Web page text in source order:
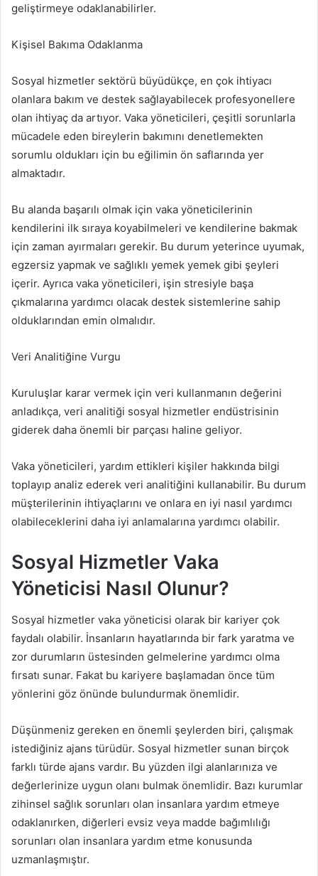
geliştirmeye odaklanabilirler.
Kişisel Bakıma Odaklanma
Sosyal hizmetler sektörü büyüdükçe, en çok ihtiyacı
olanlara bakım ve destek sağlayabilecek profesyonellere
olan ihtiyaç da artıyor. Vaka yöneticileri, çeşitli sorunlarla
mücadele eden bireylerin bakımını denetlemekten
sorumlu oldukları için bu eğilimin ön saflarında yer
almaktadır.
Bu alanda başarılı olmak için vaka yöneticilerinin
kendilerini ilk sıraya koyabilmeleri ve kendilerine bakmak
için zaman ayırmaları gerekir. Bu durum yeterince uyumak,
egzersiz yapmak ve sağlıklı yemek yemek gibi şeyleri
içerir. Ayrıca vaka yöneticileri, işin stresiyle başa
çıkmalarına yardımcı olacak destek sistemlerine sahip
olduklarından emin olmalıdır.
Veri Analitiğine Vurgu
Kuruluşlar karar vermek için veri kullanmanın değerini
anladıkça, veri analitiği sosyal hizmetler endüstrisinin
giderek daha önemli bir parçası haline geliyor.
Vaka yöneticileri, yardım ettikleri kişiler hakkında bilgi
toplayıp analiz ederek veri analitiğini kullanabilir. Bu durum
müşterilerinin ihtiyaçlarını ve onlara en iyi nasıl yardımcı
olabileceklerini daha iyi anlamalarına yardımcı olabilir.
Sosyal Hizmetler Vaka
Yöneticisi Nasıl Olunur?
Sosyal hizmetler vaka yöneticisi olarak bir kariyer çok
faydalı olabilir. İnsanların hayatlarında bir fark yaratma ve
zor durumların üstesinden gelmelerine yardımcı olma
fırsatı sunar. Fakat bu kariyere başlamadan önce tüm
yönlerini göz önünde bulundurmak önemlidir.
Düşünmeniz gereken en önemli şeylerden biri, çalışmak
istediğiniz ajans türüdür. Sosyal hizmetler sunan birçok
farklı türde ajans vardır. Bu yüzden ilgi alanlarınıza ve
değerlerinize uygun olanı bulmak önemlidir. Bazı kurumlar
zihinsel sağlık sorunları olan insanlara yardım etmeye
odaklanırken, diğerleri evsiz veya madde bağımlılığı
sorunları olan insanlara yardım etme konusunda
uzmanlaşmıştır.